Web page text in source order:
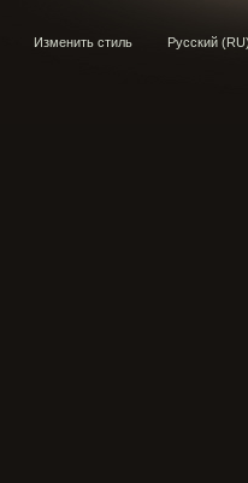
Изменить стиль Русский